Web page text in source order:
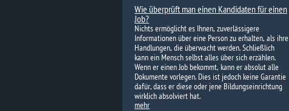
Wie überprüft man einen Kandidaten für einen
Job?
Nichts ermöglicht es Ihnen, zuverlässigere
Informationen über eine Person zu erhalten, als ihre
Handlungen, die überwacht werden. Schließlich
kann ein Mensch selbst alles über sich erzählen.
Wenn er einen Job bekommt, kann er absolut alle
Dokumente vorlegen. Dies ist jedoch keine Garantie
dafür, dass er diese oder jene Bildungseinrichtung
wirklich absolviert hat.
mehr